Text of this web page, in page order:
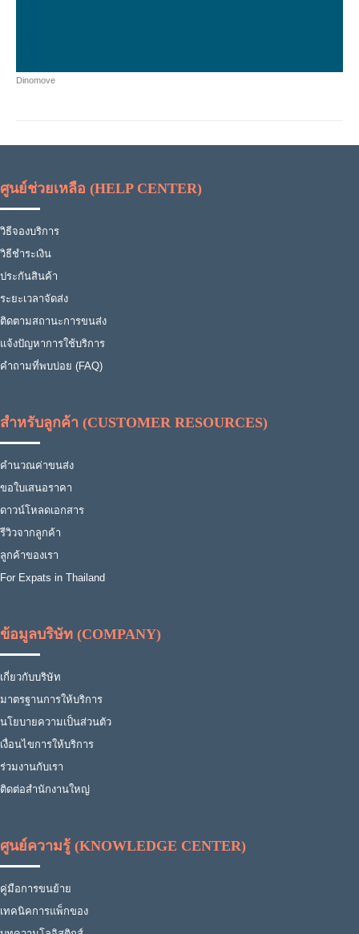
Dinomove
ศูนย์ช่วยเหลือ (HELP CENTER)
วิธีจองบริการ
วิธีชำระเงิน
ประกันสินค้า
ระยะเวลาจัดส่ง
ติดตามสถานะการขนส่ง
แจ้งปัญหาการใช้บริการ
คำถามที่พบบ่อย (FAQ)
สำหรับลูกค้า (CUSTOMER RESOURCES)
คำนวณค่าขนส่ง
ขอใบเสนอราคา
ดาวน์โหลดเอกสาร
รีวิวจากลูกค้า
ลูกค้าของเรา
For Expats in Thailand
ข้อมูลบริษัท (COMPANY)
เกี่ยวกับบริษัท
มาตรฐานการให้บริการ
นโยบายความเป็นส่วนตัว
เงื่อนไขการให้บริการ
ร่วมงานกับเรา
ติดต่อสำนักงานใหญ่
ศูนย์ความรู้ (KNOWLEDGE CENTER)
คู่มือการขนย้าย
เทคนิคการแพ็กของ